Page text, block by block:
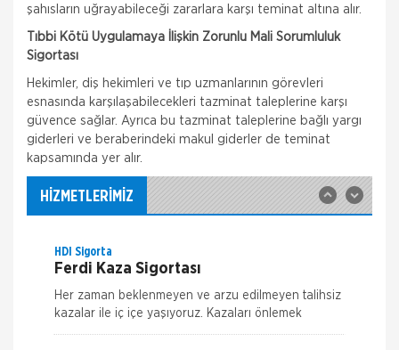
şahısların uğrayabileceği zararlara karşı teminat altına alır.
Tıbbi Kötü Uygulamaya İlişkin Zorunlu Mali Sorumluluk
Sigortası
Hekimler, diş hekimleri ve tıp uzmanlarının görevleri
esnasında karşılaşabilecekleri tazminat taleplerine karşı
güvence sağlar. Ayrıca bu tazminat taleplerine bağlı yargı
giderleri ve beraberindeki makul giderler de teminat
kapsamında yer alır.
HİZMETLERİMİZ
Hepiyi Sigorta
Tamamlayıcı Sağlık Sigortası
Tamamlayıcı Sağlık Sigortası Nedir? Tamamlayıcı
Sağlık Sigortası , SGK ile anlaşmalı özel sağlık
kuruluşlarında muayene, tetkik ve tedavi giderleriniz
için fark ücr
Hepiyi Sigorta
Trafik Sigortası
Trafik Sigortası her araç için yapılması zorunlu bir
HDI Sigorta
Ferdi Kaza Sigortası
Her zaman beklenmeyen ve arzu edilmeyen talihsiz
kazalar ile iç içe yaşıyoruz. Kazaları önlemek
mümkün ama ne kadar dikkat edersek edelim